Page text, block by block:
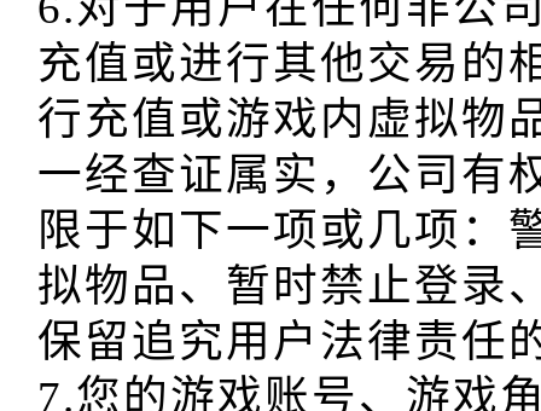
充值或进行其他交易的
行充值或游戏内虚拟物
一经查证属实，公司有
限于如下一项或几项：
拟物品、暂时禁止登录
保留追究用户法律责任
7.您的游戏账号、游戏